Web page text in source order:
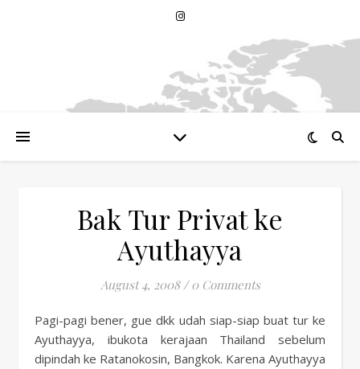
Bak Tur Privat ke
Ayuthayya
August 4, 2008 / 0 Comments
Pagi-pagi bener, gue dkk udah siap-siap buat tur ke
Ayuthayya, ibukota kerajaan Thailand sebelum
dipindah ke Ratanokosin, Bangkok. Karena Ayuthayya